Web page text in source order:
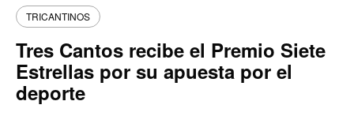
TRICANTINOS
Tres Cantos recibe el Premio Siete
Estrellas por su apuesta por el
deporte